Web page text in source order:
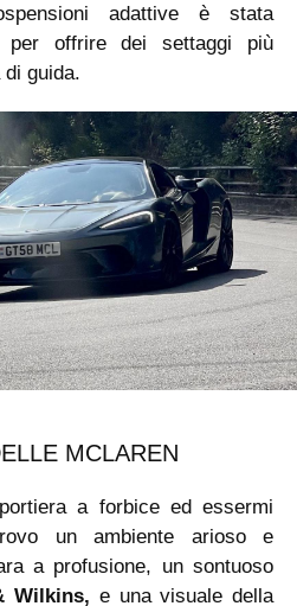
adattive è stata
per offrire dei settaggi più
guida.
MCLAREN
a forbice ed essermi
un ambiente arioso e
a profusione, un sontuoso
Wilkins, e una visuale della